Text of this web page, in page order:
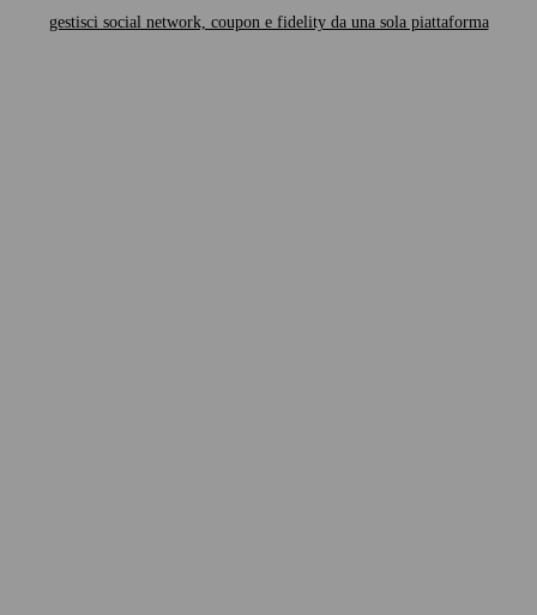
gestisci social network, coupon e fidelity da una sola piattaforma